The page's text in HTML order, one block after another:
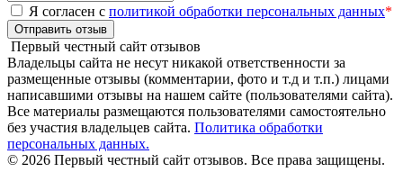
Я согласен с политикой обработки персональных данных*
Отправить отзыв
Первый честный сайт отзывов
Владельцы сайта не несут никакой ответственности за
размещенные отзывы (комментарии, фото и т.д и т.п.) лицами
написавшими отзывы на нашем сайте (пользователями сайта).
Все материалы размещаются пользователями самостоятельно
без участия владельцев сайта. Политика обработки
персональных данных.
© 2026 Первый честный сайт отзывов. Все права защищены.